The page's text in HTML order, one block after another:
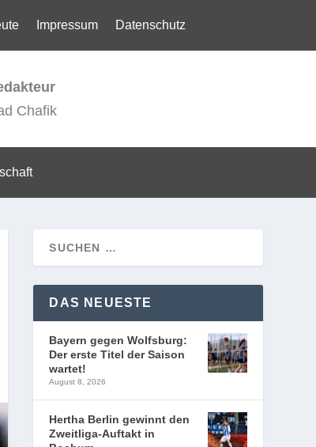
Impressum Datenschutz
Chafik
DAS NEUESTE
Bayern gegen Wolfsburg:
Der erste Titel der Saison
wartet!
August 8, 2026
Hertha Berlin gewinnt den
Zweitliga-Auftakt in